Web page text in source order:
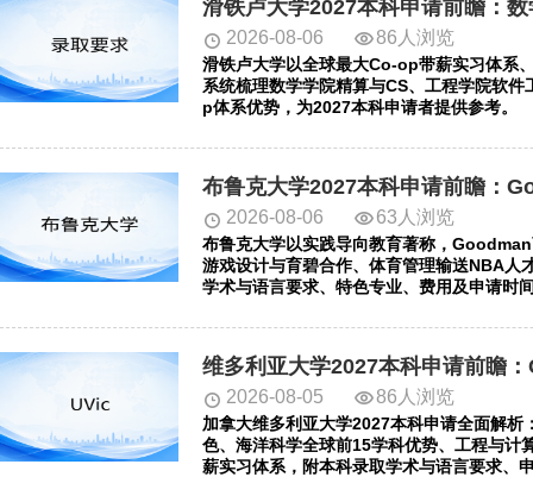
2026-08-06 86人浏览
滑铁卢大学以全球最大Co-op带薪实习体系
系统梳理数学学院精算与CS、工程学院软
p体系优势，为2027本科申请者提供参考。
2026-08-06 63人浏览
布鲁克大学以实践导向教育著称，
游戏设计与育碧合作、体育管理输送NBA人
学术与语言要求、特色专业、费用及申请时
2026-08-05 86人浏览
加拿大维多利亚大学2027本科申请全面解
色、海洋科学全球前15学科优势、工程与
薪实习体系，附本科录取学术与语言要求、